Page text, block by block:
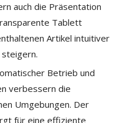
auch die Präsentation
Tablett
Artikel intuitiver
Betrieb und
verbessern die
Umgebungen. Der
für eine effiziente